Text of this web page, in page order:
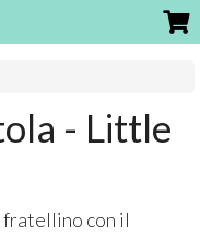
- Little
con il